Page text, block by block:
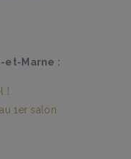
et-Marne :
!
1er salon